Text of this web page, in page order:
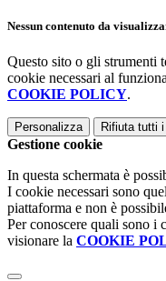
Nessun contenuto da
Questo sito o gli strumenti
cookie necessari al
COOKIE POLICY.
Personalizza Rifiuta tutti i
Gestione cookie
In questa schermata è
I cookie necessari sono
piattaforma e non è
Per conoscere quali sono i
visionare la COOKIE